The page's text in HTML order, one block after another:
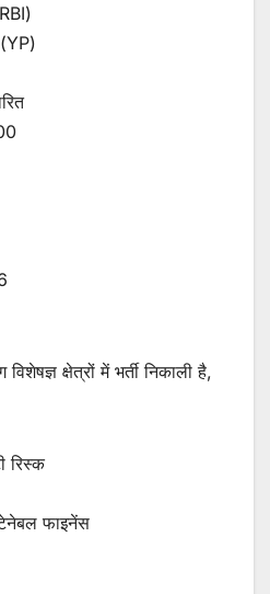
क्षेत्रों में भर्ती निकाली है,
रिस्क
फाइनेंस